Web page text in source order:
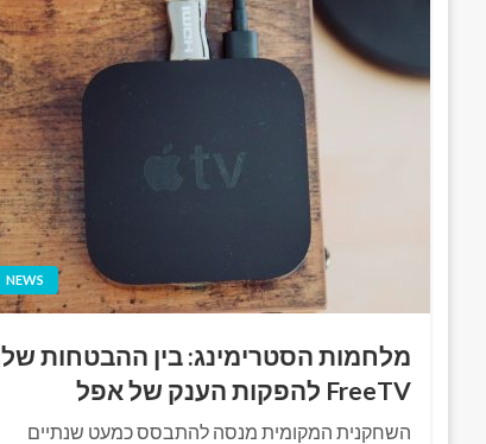
NEWS
מלחמות הסטרימינג: בין ההבטחות של
FreeTV להפקות הענק של אפל
השחקנית המקומית מנסה להתבסס כמעט שנתיים